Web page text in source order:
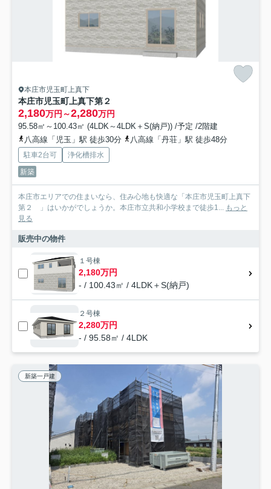
本庄市児玉町上真下
本庄市児玉町上真下第２
2,180万円～2,280万円
95.58㎡～100.43㎡ (4LDK～4LDK＋S(納戸)) /予定 /2階建
八高線「児玉」駅 徒歩30分
八高線「丹荘」駅 徒歩48分
駐車2台可
浄化槽排水
新築
本庄市エリアでの住まいなら、住み心地も快適な「本庄市児玉町上真下
第２ 」はいかがでしょうか。本庄市立共和小学校まで徒歩1... もっと
見る
販売中の物件
１号棟
2,180万円
- / 100.43㎡ / 4LDK＋S(納戸)
２号棟
2,280万円
- / 95.58㎡ / 4LDK
新築一戸建